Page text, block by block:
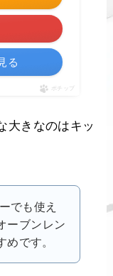
る
ポチップ
大きなのはキッ
でも使え
ーブンレン
めです。